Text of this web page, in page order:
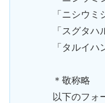
「ニシウミ
「スグタハ
「タルイハ
＊敬称略
以下のフォ